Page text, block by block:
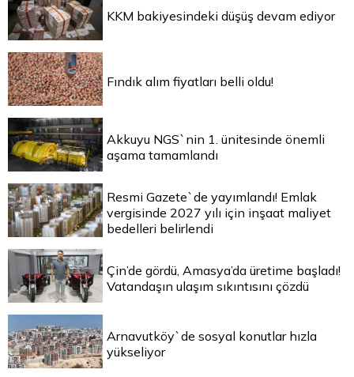
KKM bakiyesindeki düşüş devam ediyor
Fındık alım fiyatları belli oldu!
Akkuyu NGS`nin 1. ünitesinde önemli
aşama tamamlandı
Resmi Gazete`de yayımlandı! Emlak
vergisinde 2027 yılı için inşaat maliyet
bedelleri belirlendi
Çin’de gördü, Amasya’da üretime başladı!
Vatandaşın ulaşım sıkıntısını çözdü
Arnavutköy`de sosyal konutlar hızla
yükseliyor